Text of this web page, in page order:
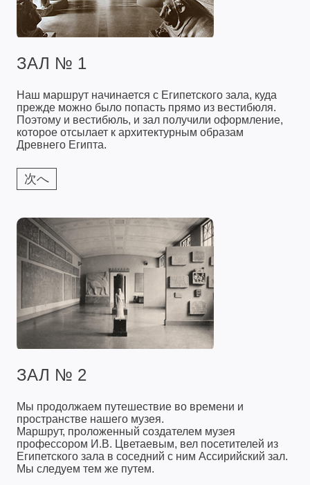
ЗАЛ № 1
Наш маршрут начинается с Египетского зала, куда
прежде можно было попасть прямо из вестибюля.
Поэтому и вестибюль, и зал получили оформление,
которое отсылает к архитектурным образам
Древнего Египта.
次へ
ЗАЛ № 2
Мы продолжаем путешествие во времени и
пространстве нашего музея.
Маршрут, проложенный создателем музея
профессором И.В. Цветаевым, вел посетителей из
Египетского зала в соседний с ним Ассирийский зал.
Мы следуем тем же путем.